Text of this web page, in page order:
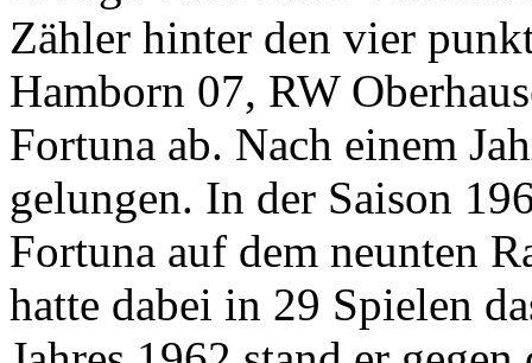
Zähler hinter den vier
Hamborn 07, RW
Fortuna ab. Nach einem
gelungen. In der Saison
Fortuna auf dem neunten
hatte dabei in 29 Spielen